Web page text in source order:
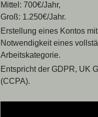
Mittel: 700€/Jahr,
Groß: 1.250€/Jahr.
Erstellung eines Kontos
Notwendigkeit eines
Arbeitskategorie.
Entspricht der GDPR, UK
(CCPA).